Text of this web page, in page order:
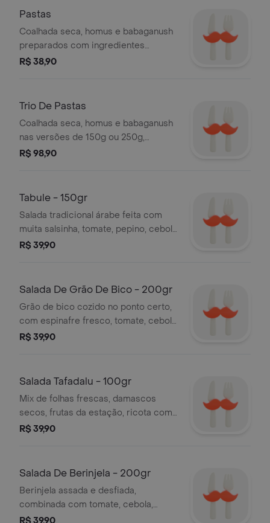
Pastas
Coalhada seca, homus e babaganush
preparados com ingredientes
frescos e tradicionais. ideais para
da categoria saladas e pastas,
serve 1 pessoa
R$ 38,90
Trio De Pastas
Coalhada seca, homus e babaganush
nas versões de 150g ou 250g,
servidos com torradas extrafinas
R$ 98,90
Tabule - 150gr
Salada tradicional árabe feita com
muita salsinha, tomate, pepino, cebola
e trigo moído. temperada com limão,
categoria saladas e pastas, perfeita
para qualquer momento do dia. serve
1 pessoa
R$ 39,90
Salada De Grão De Bico - 200gr
Grão de bico cozido no ponto certo,
com espinafre fresco, tomate, cebola
frita e lascas de amêndoas. finalizada
categoria saladas e pastas. serve 1
R$ 39,90
Salada Tafadalu - 100gr
Mix de folhas frescas, damascos
secos, frutas da estação, ricota com
zaatar e nozes crocantes. finalizada
saborosa da categoria saladas e
pastas, perfeita para quem busca
variedade no prato. serve 1 pessoas
R$ 39,90
Salada De Berinjela - 200gr
Berinjela assada e desfiada,
combinada com tomate, cebola,
azeitona preta, azeite, limão, salsa, sal